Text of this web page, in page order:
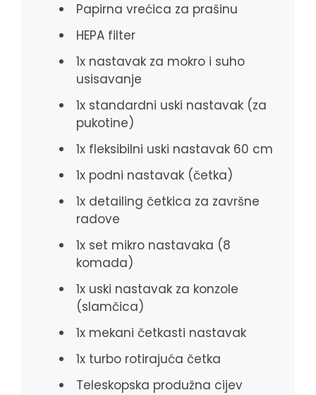
Papirna vrećica za prašinu
HEPA filter
1x nastavak za mokro i suho
usisavanje
1x standardni uski nastavak (za
pukotine)
1x fleksibilni uski nastavak 60 cm
1x podni nastavak (četka)
1x detailing četkica za završne
radove
1x set mikro nastavaka (8
komada)
1x uski nastavak za konzole
(slamčica)
1x mekani četkasti nastavak
1x turbo rotirajuća četka
Teleskopska produžna cijev